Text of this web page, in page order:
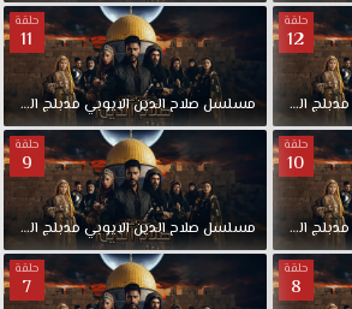
حلقة
12
مدبلجالحلقة 12
حلقة
11
مسلسل صلاحالدينالايوبي مدبلجالحلقة
حلقة
10
مدبلجالحلقة 10
حلقة
9
مسلسل صلاحالدينالايوبي مدبلجالحلقة
حلقة
8
حلقة
7